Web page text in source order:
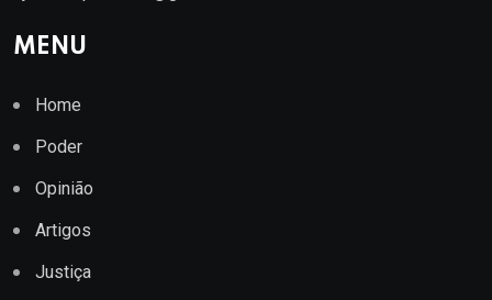
MENU
Home
Poder
Opinião
Artigos
Justiça